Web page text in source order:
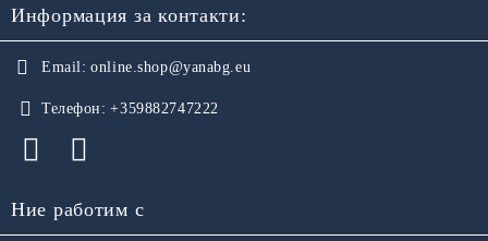
Информация за контакти:
Email: online.shop@yanabg.eu
Телефон: +359882747222
Ние работим с